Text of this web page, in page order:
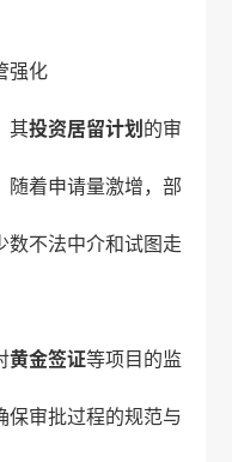
强化
其投资居留计划 的审
随着申请量激增，部
数不法中介和试图走
黄金签证等项目的监
保审批过程的规范与